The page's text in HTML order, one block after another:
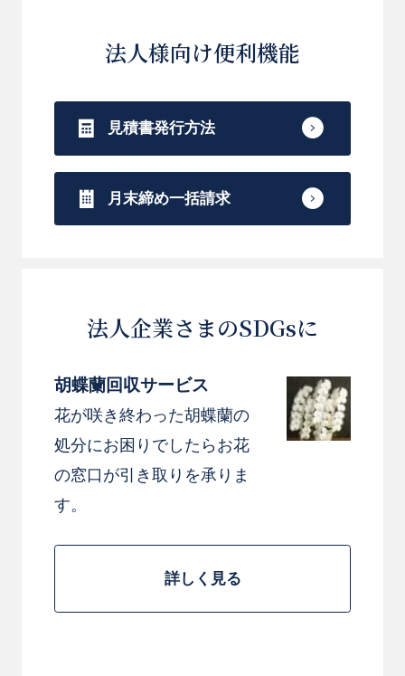
法人様向け便利機能
見積書発行方法
月末締め一括請求
法人企業さまのSDGsに
胡蝶蘭回収サービス
花が咲き終わった胡蝶蘭の
処分にお困りでしたらお花
の窓口が引き取りを承りま
す。
詳しく見る